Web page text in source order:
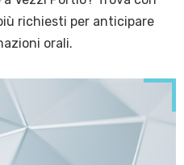
richiesti per anticipare
orali.